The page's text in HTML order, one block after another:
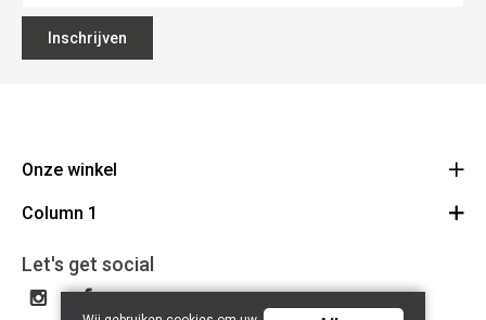
Inschrijven
Onze winkel
Mallebergplaats 13 - 8000 Brugge
050/33 25 75
BE 0648.822.409
Column 1
Cadeaubon
Let's get social